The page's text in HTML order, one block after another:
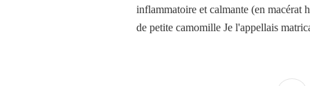
inflammatoire et calmante (en macérat
de petite camomille Je l'appellais